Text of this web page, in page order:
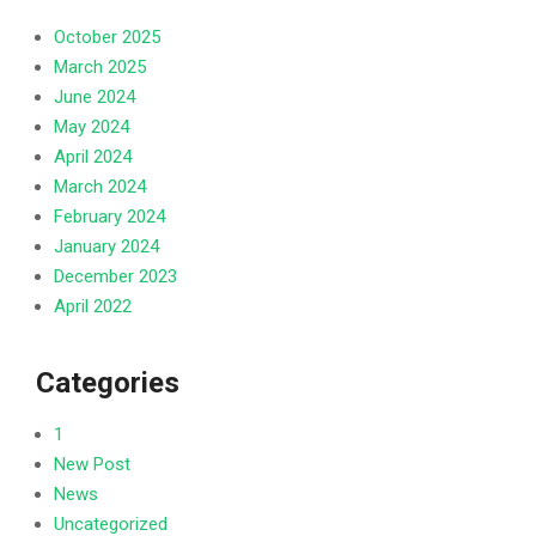
October 2025
March 2025
June 2024
May 2024
April 2024
March 2024
February 2024
January 2024
December 2023
April 2022
Categories
1
New Post
News
Uncategorized